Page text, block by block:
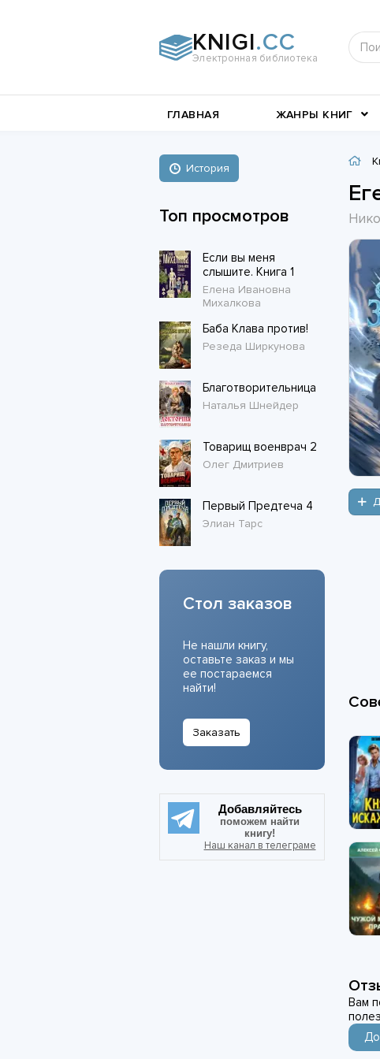
KNIGI.CC
Электронная библиотека
ГЛАВНАЯ ЖАНРЫ КНИГ
Книги о войне
Короткие любовные романы
Вам
История
Топ просмотров
Если вы меня
слышите. Книга 1
Елена Ивановна
Михалкова
Баба Клава против!
Резеда Ширкунова
Благотворительница
Наталья Шнейдер
Товарищ военврач 2
Олег Дмитриев
Первый Предтеча 4
Элиан Тарс
Стол заказов
Не нашли книгу,
оставьте заказ и мы
ее постараемся
найти!
Заказать
Добавляйтесь
поможем найти
книгу!
Наш канал в телеграме
Документальная